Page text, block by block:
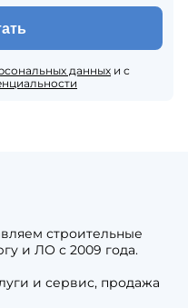
данных и с
строительные
и ЛО с 2009 года.
и сервис, продажа